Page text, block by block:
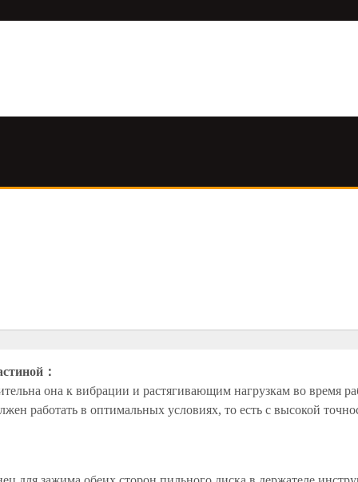
：
она к вибрации и растягивающим нагрузкам во время
работать в оптимальных условиях, то есть с высокой